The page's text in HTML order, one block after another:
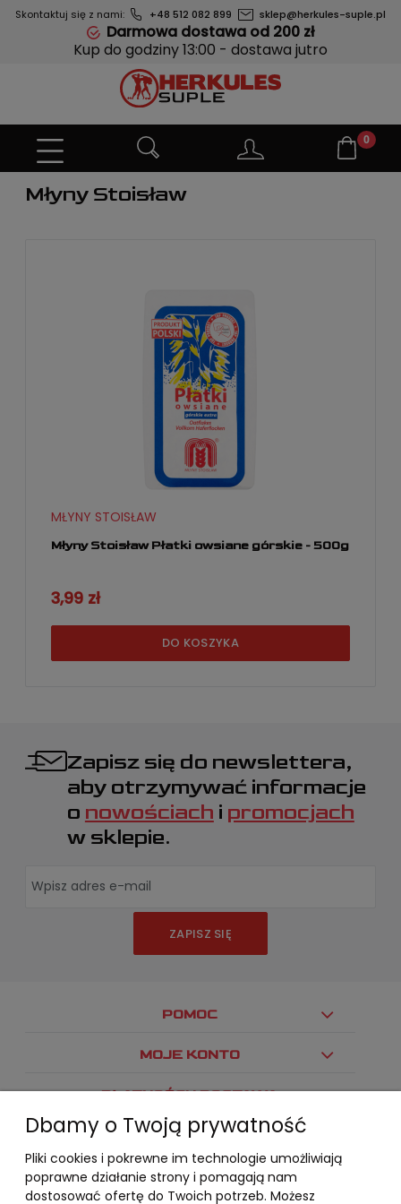
Skontaktuj się z nami: +48 512 082 899 sklep@herkules-suple.pl
Darmowa dostawa od 200 zł
Kup do godziny 13:00 - dostawa jutro
Młyny Stoisław
Młyny Stoisław Płatki owsiane górskie - 500g
MŁYNY STOISŁAW
3,99 zł
DO KOSZYKA
Zapisz się do newslettera,
aby otrzymywać informacje
o nowościach i promocjach
w sklepie.
ZAPISZ SIĘ
POMOC
MOJE KONTO
PŁATNOŚCI I DOSTAWA
INFORMACJE
O NAS
Dbamy o Twoją prywatność
Pliki cookies i pokrewne im technologie umożliwiają
poprawne działanie strony i pomagają nam
dostosować ofertę do Twoich potrzeb. Możesz